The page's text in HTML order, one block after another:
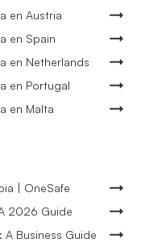
en Austria
en Spain
en Netherlands
en Portugal
en Malta
| OneSafe
2026 Guide
Business Guide